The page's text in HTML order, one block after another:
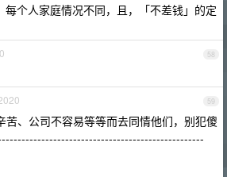
每个人家庭情况不同，且，「不差钱」的定
58
59
苦、公司不容易等等而去同情他们，别犯傻